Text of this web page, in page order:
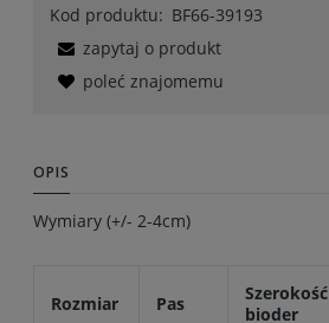
Kod produktu: BF66-39193
zapytaj o produkt
poleć znajomemu
OPIS
Wymiary (+/- 2-4cm)
Rozmiar Pas
Szerokość
bioder